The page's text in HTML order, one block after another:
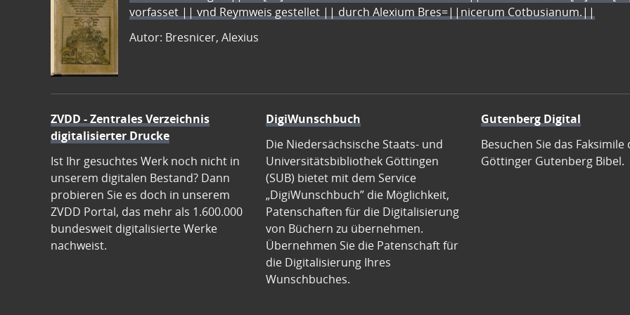
vorfasset || vnd Reymweis gestellet || durch Alexium Bres=||nicerum Cotbusianum.||
Autor: Bresnicer, Alexius
ZVDD - Zentrales Verzeichnis
digitalisierter Drucke
Ist Ihr gesuchtes Werk noch nicht in
unserem digitalen Bestand? Dann
probieren Sie es doch in unserem
ZVDD Portal, das mehr als 1.600.000
bundesweit digitalisierte Werke
nachweist.
DigiWunschbuch
Die Niedersächsische Staats- und
Universitätsbibliothek Göttingen
(SUB) bietet mit dem Service
„DigiWunschbuch” die Möglichkeit,
Patenschaften für die Digitalisierung
von Büchern zu übernehmen.
Übernehmen Sie die Patenschaft für
die Digitalisierung Ihres
Wunschbuches.
Gutenberg Digital
Besuchen Sie das Faksimile
Göttinger Gutenberg Bibel.